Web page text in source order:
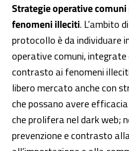
Strategie operative
fenomeni illeciti. L’ambito
protocollo è da individuare
operative comuni,
contrasto ai fenomeni
libero mercato anche con
che possano avere
che prolifera nel dark web;
prevenzione e contrasto